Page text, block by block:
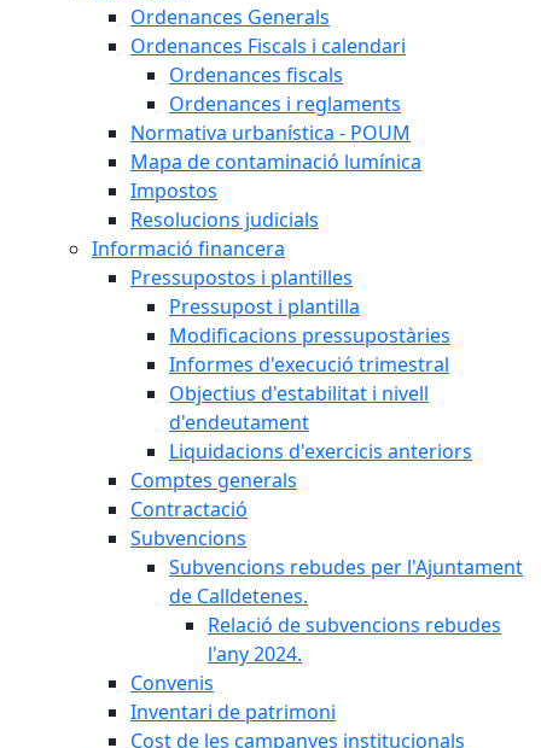
Ordenances Generals
Ordenances Fiscals i calendari
Ordenances fiscals
Ordenances i reglaments
Normativa urbanística - POUM
Mapa de contaminació lumínica
Impostos
Resolucions judicials
Informació financera
Pressupostos i plantilles
Pressupost i plantilla
Modificacions pressupostàries
Informes d'execució trimestral
Objectius d'estabilitat i nivell
d'endeutament
Liquidacions d'exercicis anteriors
Comptes generals
Contractació
Subvencions
Subvencions rebudes per l'Ajuntament
de Calldetenes.
Relació de subvencions rebudes
l'any 2024.
Convenis
Inventari de patrimoni
Cost de les campanyes institucionals